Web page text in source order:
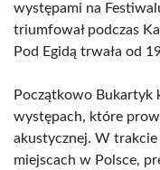
występami na
triumfował podczas
Pod Egidą trwała od
Początkowo Bukartyk
występach, które
akustycznej. W
miejscach w Polsce,